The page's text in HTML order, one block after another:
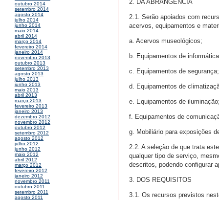
outubro 2014
setembro 2014
agosto 2014
julho 2014
junho 2014
maio 2014
abril 2014
março 2014
fevereiro 2014
janeiro 2014
novembro 2013
outubro 2013
setembro 2013
agosto 2013
julho 2013
junho 2013
maio 2013
abril 2013
março 2013
fevereiro 2013
janeiro 2013
dezembro 2012
novembro 2012
outubro 2012
setembro 2012
agosto 2012
julho 2012
junho 2012
maio 2012
abril 2012
março 2012
fevereiro 2012
janeiro 2012
novembro 2011
outubro 2011
setembro 2011
agosto 2011
2. DA ABRANGÊNCIA
2.1. Serão apoiados com
acervos, equipamentos e
a. Acervos museológicos;
b. Equipamentos de
c. Equipamentos de segurança;
d. Equipamentos de
e. Equipamentos de
f. Equipamentos de
g. Mobiliário para exposições
2.2. A seleção de que trata
qualquer tipo de serviço,
descritos, podendo configurar
3. DOS REQUISITOS
3.1. Os recursos previstos